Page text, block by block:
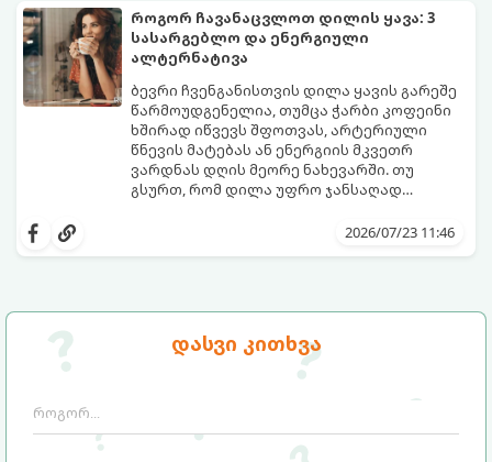
დასვი კითხვა
გამოწვევად რჩება.
დაგეხმარებათ, წყლის სმა
ყოველდღიურ, სასიამოვნო ჩვევად
აქციოთ.
როგორ ჩავანაცვლოთ დილის ყავა: 3
სასარგებლო და ენერგიული
ალტერნატივა
ბევრი ჩვენგანისთვის დილა ყავის გარეშე
წარმოუდგენელია, თუმცა ჭარბი კოფეინი
ხშირად იწვევს შფოთვას, არტერიული
წნევის მატებას ან ენერგიის მკვეთრ
ვარდნას დღის მეორე ნახევარში. თუ
გსურთ, რომ დილა უფრო ჯანსაღად
შეინარჩუნოთ, ექსპერტები ყავის სამ
თქვენთვის სასურველი სასმელი:2026/07/23 11:46